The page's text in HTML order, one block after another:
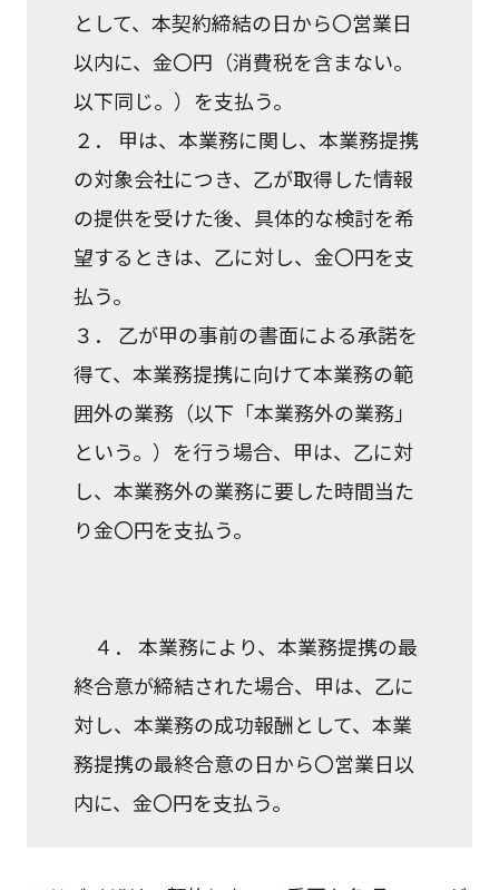
として、本契約締結の日から〇営業日
以内に、金〇円（消費税を含まない。
以下同じ。）を支払う。
２． 甲は、本業務に関し、本業務提携
の対象会社につき、乙が取得した情報
の提供を受けた後、具体的な検討を希
望するときは、乙に対し、金〇円を支
払う。
３． 乙が甲の事前の書面による承諾を
得て、本業務提携に向けて本業務の範
囲外の業務（以下「本業務外の業務」
という。）を行う場合、甲は、乙に対
し、本業務外の業務に要した時間当た
り金〇円を支払う。
４． 本業務により、本業務提携の最
終合意が締結された場合、甲は、乙に
対し、本業務の成功報酬として、本業
務提携の最終合意の日から〇営業日以
内に、金〇円を支払う。